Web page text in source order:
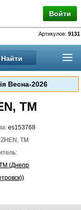
Войти
Артикулов: 9131
Весна-2026
TM
es153768
TM
(Днепр